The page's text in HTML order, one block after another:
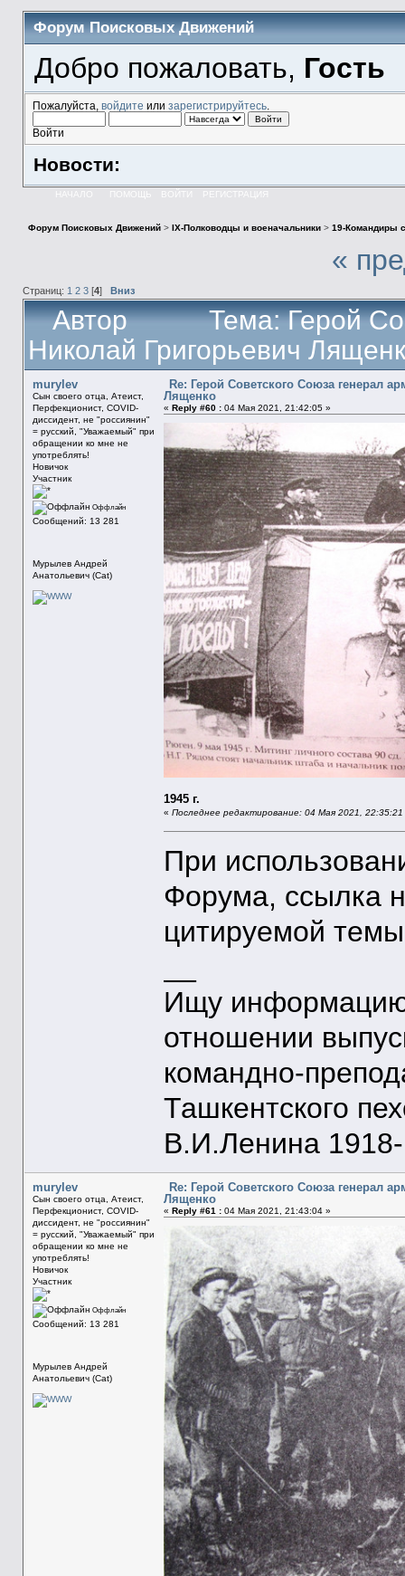
Форум Поисковых Движений
Добро пожаловать, Гость
Пожалуйста, войдите или зарегистрируйтесь.
Войти
Новости:
НАЧАЛО ПОМОЩЬ ВОЙТИ РЕГИСТРАЦИЯ
Форум Поисковых Движений> IX-Полководцы и военачальники> 19-Командиры
«
Страниц: 1 2 3[4] Вниз
Автор
Тема: Герой
Николай Григорьевич
murylev
Сын своего отца, Атеист,
Перфекционист, COVID-
диссидент, не "россиянин"
= русский, "Уважаемый" при
обращении ко мне не
употреблять!
Новичок
Участник
Оффлайн
Сообщений: 13 281
Мурылев Андрей
Анатольевич (Cat)
Re: Герой Советского Союза генерал
Лященко
« Reply #60 :04 Мая 2021, 21:42:05 »
1945 г.
« Последнее редактирование: 04 Мая 2021, 22:35:21
При
Форума, ссылка
цитируемой
Ищу информацию
отношении
командно-
Ташкентского
В.И.Ленина 1918-
murylev
Сын своего отца, Атеист,
Перфекционист, COVID-
диссидент, не "россиянин"
= русский, "Уважаемый" при
обращении ко мне не
употреблять!
Новичок
Участник
Оффлайн
Сообщений: 13 281
Мурылев Андрей
Анатольевич (Cat)
Re: Герой Советского Союза генерал
Лященко
« Reply #61 :04 Мая 2021, 21:43:04 »